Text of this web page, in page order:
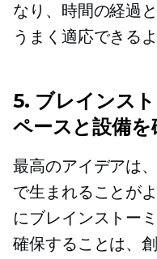
なり、時間の経過
うまく適応できる
5. ブレインス
ペースと設備を
最高のアイデアは
で生まれることが
にブレインストー
確保することは、